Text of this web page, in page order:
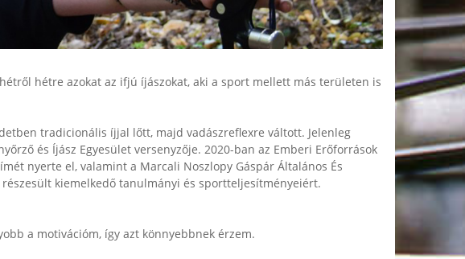
hétre azokat az ifjú íjászokat, aki a sport mellett más területen is
tradicionális íjjal lőtt, majd vadászreflexre váltott. Jelenleg
és Íjász Egyesület versenyzője. 2020-ban az Emberi Erőforrások
nyerte el, valamint a Marcali Noszlopy Gáspár Általános És
kiemelkedő tanulmányi és sportteljesítményeiért.
a motivációm, így azt könnyebbnek érzem.